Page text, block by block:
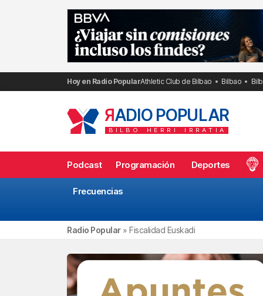
Hoy en Radio PopularAthletic Club de Bilbao Bilbao
RADIO POPULAR
BILBO HERRI IRRATIA
Podcast Programación Deportes
Frecuencias
Radio Popular» Fiscalidad Euskadi